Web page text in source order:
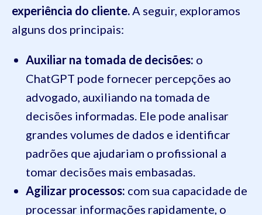
experiência do cliente.A seguir, exploramos
alguns dos principais:
Auxiliar na tomada de decisões: o
ChatGPT pode fornecer percepções ao
advogado, auxiliando na tomada de
decisões informadas. Ele pode analisar
grandes volumes de dados e identificar
padrões que ajudariam o profissional a
tomar decisões mais embasadas.
Agilizar processos: com sua capacidade de
processar informações rapidamente, o